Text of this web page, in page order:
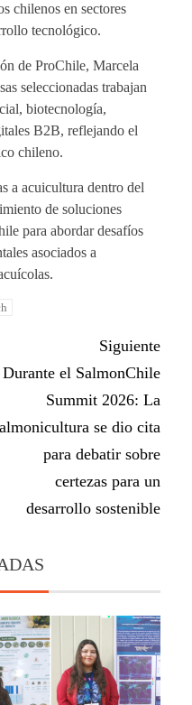
chilenos en sectores
tecnológico.
de ProChile, Marcela
seleccionadas trabajan
biotecnología,
B2B, reflejando el
chileno.
a acuicultura dentro del
de soluciones
para abordar desafíos
asociados a
Siguiente
Durante el SalmonChile
Summit 2026: La
se dio cita
para debatir sobre
certezas para un
desarrollo sostenible